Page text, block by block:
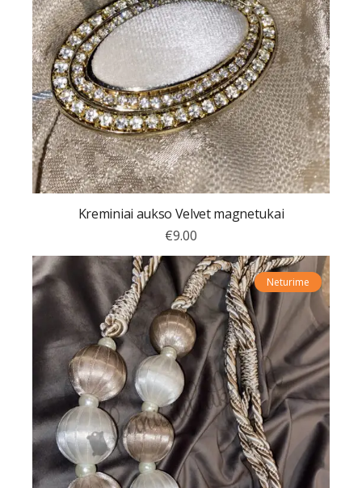
Kreminiai aukso Velvet magnetukai
€9.00
Neturime